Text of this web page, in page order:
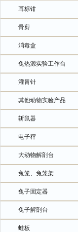
耳标钳
骨剪
消毒盒
兔热源实验工作台
灌胃针
其他动物实验产品
斩鼠器
电子秤
大动物解剖台
兔笼、兔笼架
兔子固定器
兔子解剖台
蛙板